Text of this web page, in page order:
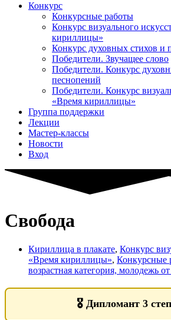
Конкурс
Конкурсные работы
Конкурс визуального
кириллицы»
Конкурс духовных стихов и
Победители. Звучащее слово
Победители. Конкурс
песнопений
Победители. Конкурс
«Время кириллицы»
Группа поддержки
Лекции
Мастер-классы
Новости
Вход
Свобода
Кириллица в плакате, Конкурс
«Время кириллицы», Конкурсные
возрастная категория, молодежь
🎖️ Дипломант 3